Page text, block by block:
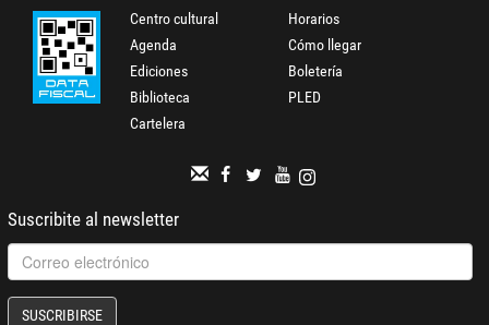
Centro cultural
Agenda
Ediciones
Biblioteca
Cartelera
Horarios
Cómo llegar
Boletería
PLED
Suscribite al newsletter
SUSCRIBIRSE